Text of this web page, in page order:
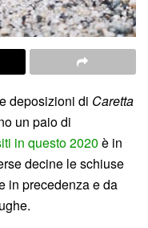
deposizioni di Caretta
un paio di
in questo 2020 è in
decine le schiuse
in precedenza e da